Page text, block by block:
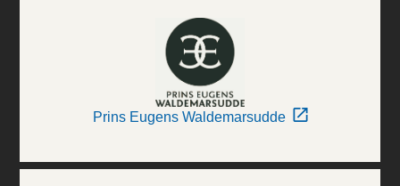
Prins Eugens Waldemarsudde